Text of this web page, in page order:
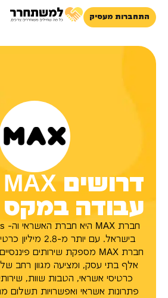
התחברות מעסיק
עבודה במקס
בישראל. עם יותר מ-
אלף בתי עסק, ומציעה מגוון רחב של
כרטיסי אשראי, הטבות שוות,
פתרונות אשראי ואפשרויות תשלום